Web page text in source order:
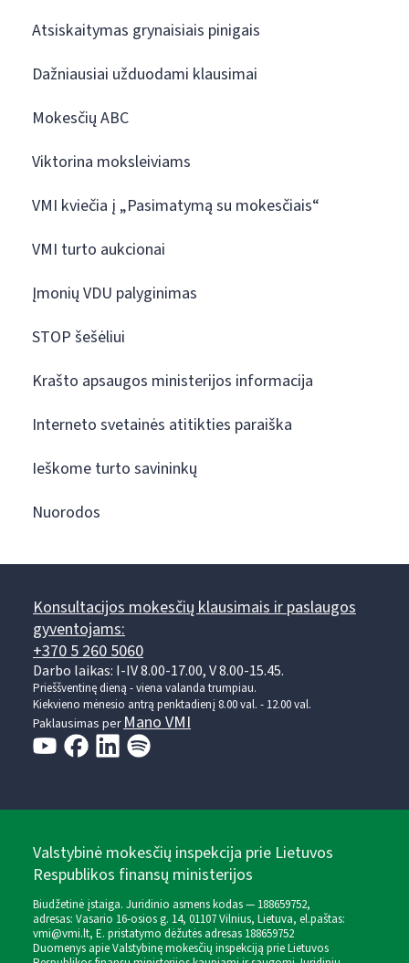
Atsiskaitymas grynaisiais pinigais
Dažniausiai užduodami klausimai
Mokesčių ABC
Viktorina moksleiviams
VMI kviečia į „Pasimatymą su mokesčiais“
VMI turto aukcionai
Įmonių VDU palyginimas
STOP šešėliui
Krašto apsaugos ministerijos informacija
Interneto svetainės atitikties paraiška
Ieškome turto savininkų
Nuorodos
Konsultacijos mokesčių klausimais ir paslaugos
gyventojams:
+370 5 260 5060
Darbo laikas: I-IV 8.00-17.00, V 8.00-15.45.
Prieššventinę dieną - viena valanda trumpiau.
Kiekvieno mėnesio antrą penktadienį 8.00 val. - 12.00 val.
Paklausimas per Mano VMI
Valstybinė mokesčių inspekcija prie Lietuvos
Respublikos finansų ministerijos
Biudžetinė įstaiga. Juridinio asmens kodas — 188659752,
adresas: Vasario 16-osios g. 14, 01107 Vilnius, Lietuva, el.paštas:
vmi@vmi.lt, E. pristatymo dėžutės adresas 188659752
Duomenys apie Valstybinę mokesčių inspekciją prie Lietuvos